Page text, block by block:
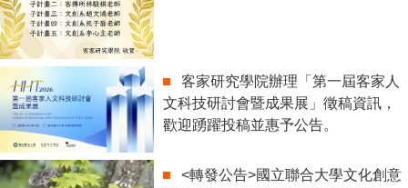
客家研究學院辦理「第一屆客家人
文科技研討會暨成果展」徵稿資訊，
歡迎踴躍投稿並惠予公告。
<轉發公告>國立聯合大學文化創意